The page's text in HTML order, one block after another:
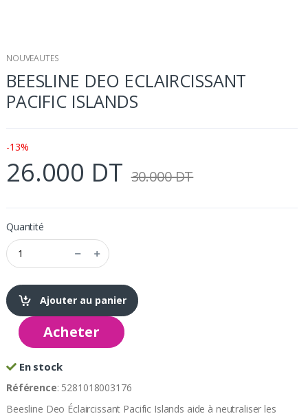
NOUVEAUTES
BEESLINE DEO ECLAIRCISSANT
PACIFIC ISLANDS
-13%
26.000 DT 30.000 DT
Quantité
Ajouter au panier
Acheter
En stock
Référence: 5281018003176
Beesline Deo Éclaircissant Pacific Islands aide à neutraliser les